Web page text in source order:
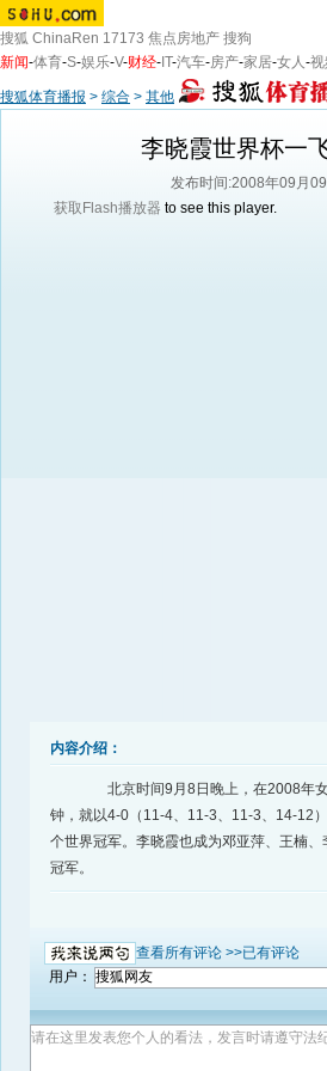
搜狐 ChinaRen 17173 焦点房地产 搜狗
新闻-体育-S-娱乐-V-财经- IT-汽车-房产-家居-女人-视
搜狐体育播报 > 综合 > 其他
李晓霞世界杯一
发布时间:2008年09月09
获取Flash播放器 to see this player.
内容介绍：
北京时间9月8日晚上，在2008年女
钟，就以4-0（11-4、11-3、11-3、14-12
个世界冠军。李晓霞也成为邓亚萍、王楠
冠军。
查看所有评论 >>已有评论
用户：